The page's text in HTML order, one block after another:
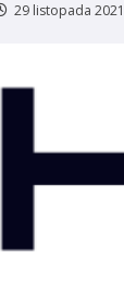
29 listopada 2021